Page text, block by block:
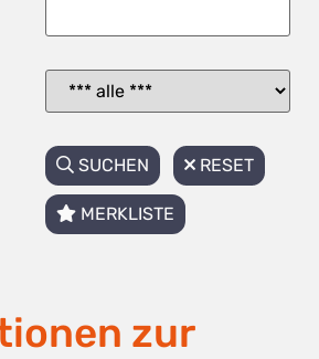
SUCHEN RESET
MERKLISTE
zur